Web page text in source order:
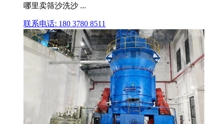
哪里卖筛沙洗沙 ...
联系电话: 180 3780 8511